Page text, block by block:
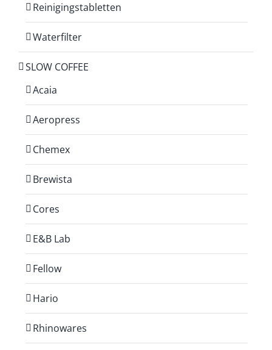
Reinigingstabletten
Waterfilter
SLOW COFFEE
Acaia
Aeropress
Chemex
Brewista
Cores
E&B Lab
Fellow
Hario
Rhinowares